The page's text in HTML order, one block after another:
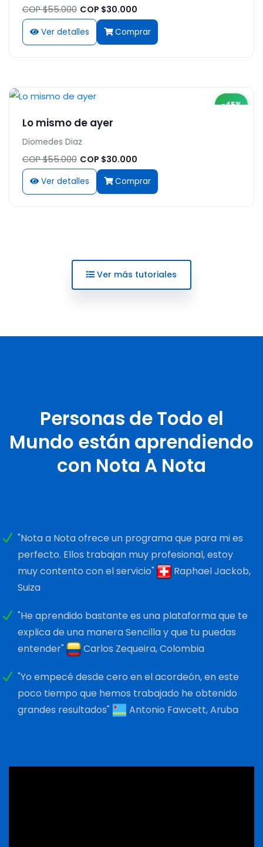
COP $55.000 COP $30.000
Ver detalles Comprar
-45%
Lo mismo de ayer
Diomedes Diaz
COP $55.000 COP $30.000
Ver detalles Comprar
Ver más tutoriales
Personas de Todo el
Mundo están aprendiendo
con Nota A Nota
"Nota a Nota ofrece un programa que para mi es
perfecto. Ellos trabajan muy profesional, estoy
muy contento con el servicio"
Raphael Jackob,
Suiza
"He aprendido bastante es una plataforma que te
explica de una manera Sencilla y que tu puedas
entender"
Carlos Zequeira, Colombia
"Yo empecé desde cero en el acordeón, en este
poco tiempo que hemos trabajado he obtenido
grandes resultados"
Antonio Fawcett, Aruba